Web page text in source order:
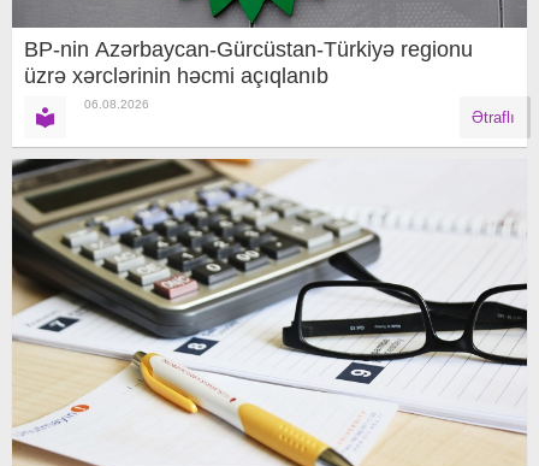
BP-nin Azərbaycan-Gürcüstan-Türkiyə regionu
üzrə xərclərinin həcmi açıqlanıb
06.08.2026
Ətraflı